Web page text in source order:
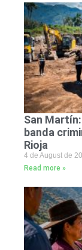
San
banda
Rioja
4 de August de
Read more »